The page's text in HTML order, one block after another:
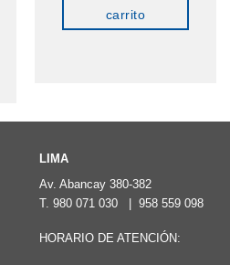
carrito
LIMA
Av. Abancay 380-382
T. 980 071 030 958 559 098
HORARIO DE ATENCIÓN: